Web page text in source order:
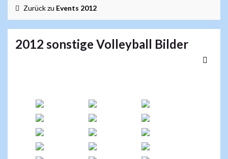
Zurück zu Events 2012
2012 sonstige Volleyball Bilder